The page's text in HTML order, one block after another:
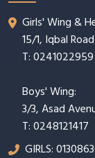
Girls' Wing &
15/1, Iqbal Road
T: 0241022959
Boys' Wing:
3/3, Asad
T: 0248121417
GIRLS: